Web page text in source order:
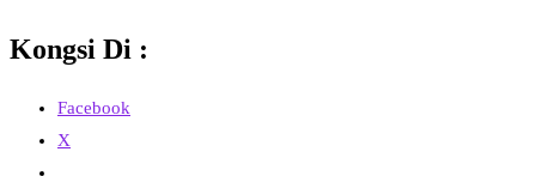
Kongsi Di :
Facebook
X